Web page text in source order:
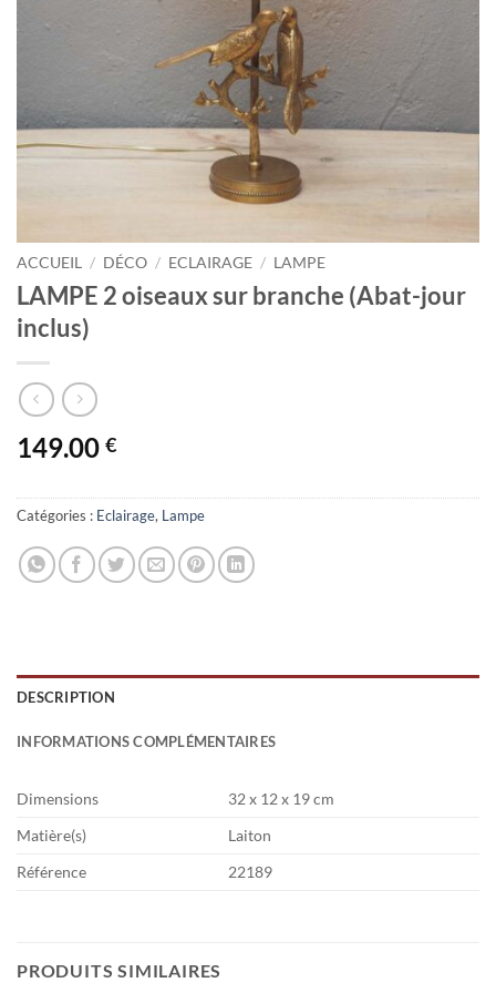
ACCUEIL / DÉCO / ECLAIRAGE / LAMPE
LAMPE 2 oiseaux sur branche (Abat-jour
inclus)
149.00 €
Catégories : Eclairage, Lampe
DESCRIPTION
INFORMATIONS COMPLÉMENTAIRES
Dimensions
32 x 12 x 19 cm
Matière(s)
Laiton
Référence
22189
PRODUITS SIMILAIRES